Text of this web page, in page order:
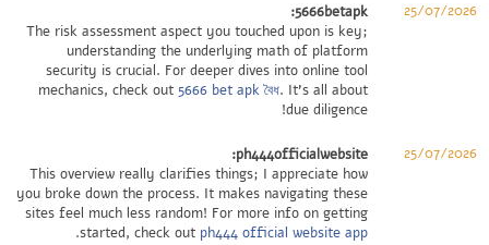
25/07/2026
5666betapk:
The risk assessment aspect you touched upon is key;
understanding the underlying math of platform
security is crucial. For deeper dives into online tool
mechanics, check out 5666 bet apk বৈধ. It’s all about
due diligence!
25/07/2026
ph444officialwebsite:
This overview really clarifies things; I appreciate how
you broke down the process. It makes navigating these
sites feel much less random! For more info on getting
started, check out ph444 official website app
.